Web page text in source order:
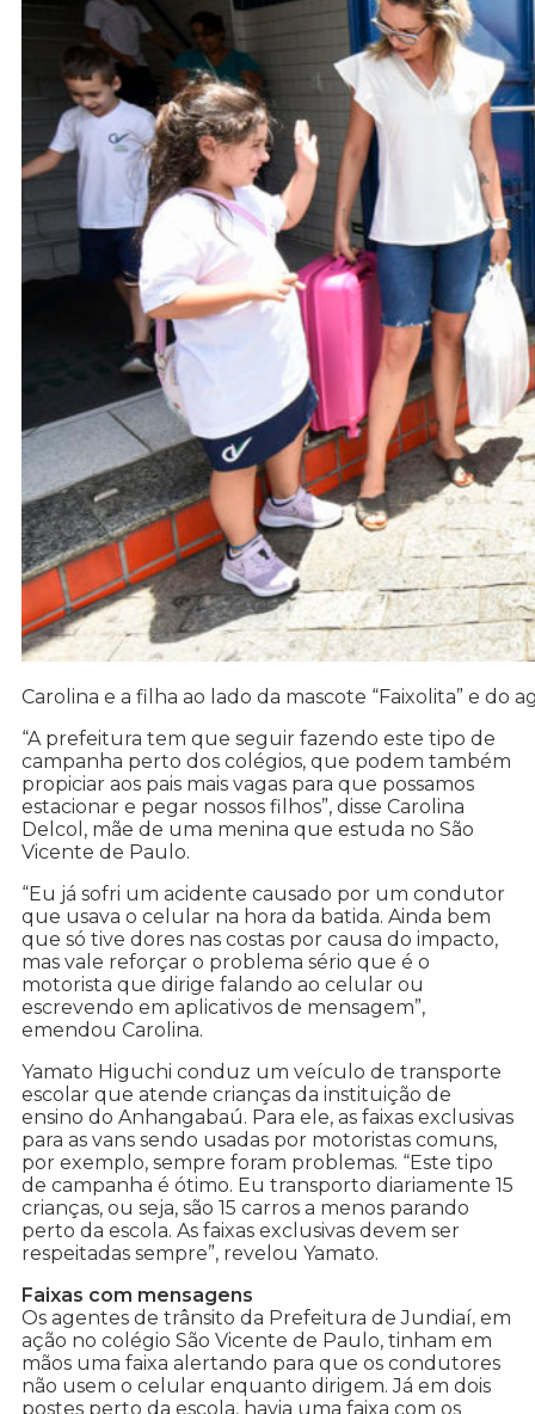
Carolina e a filha ao lado da mascote “Faixolita” e do
“A prefeitura tem que seguir fazendo este tipo de
campanha perto dos colégios, que podem também
propiciar aos pais mais vagas para que possamos
estacionar e pegar nossos filhos”, disse Carolina
Delcol, mãe de uma menina que estuda no São
Vicente de Paulo.
“Eu já sofri um acidente causado por um condutor
que usava o celular na hora da batida. Ainda bem
que só tive dores nas costas por causa do impacto,
mas vale reforçar o problema sério que é o
motorista que dirige falando ao celular ou
escrevendo em aplicativos de mensagem”,
emendou Carolina.
Yamato Higuchi conduz um veículo de transporte
escolar que atende crianças da instituição de
ensino do Anhangabaú. Para ele, as faixas exclusivas
para as vans sendo usadas por motoristas comuns,
por exemplo, sempre foram problemas. “Este tipo
de campanha é ótimo. Eu transporto diariamente 15
crianças, ou seja, são 15 carros a menos parando
perto da escola. As faixas exclusivas devem ser
respeitadas sempre”, revelou Yamato.
Faixas com mensagens
Os agentes de trânsito da Prefeitura de Jundiaí, em
ação no colégio São Vicente de Paulo, tinham em
mãos uma faixa alertando para que os condutores
não usem o celular enquanto dirigem. Já em dois
postes perto da escola, havia uma faixa com os